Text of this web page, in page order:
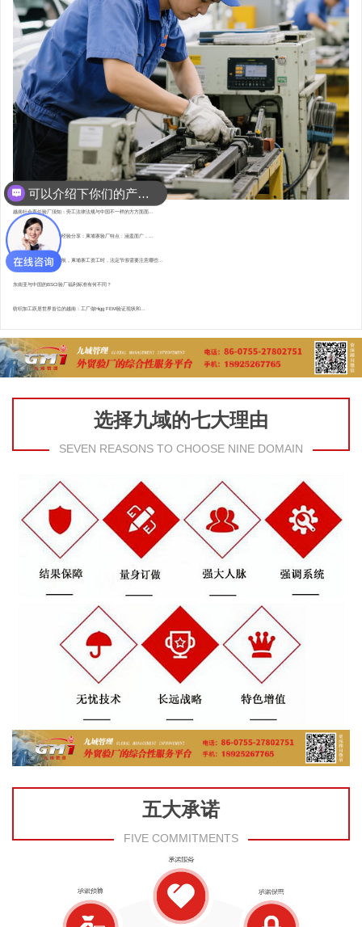
越南社会责任验厂须知：劳工法律法规与中国不一样的方方面面...
东南亚资深验厂顾问的经验分享：柬埔寨验厂特点 : 涵盖面广，...
直赴柬埔寨，为验厂护航，柬埔寨工资工时，法定节假需要注意哪些...
东南亚与中国的BSCI验厂福利标准有何不同？
纺织加工跃居世界首位的越南：工厂做Higg FEM验证现状和...
选择九域的七大理由
SEVEN REASONS TO CHOOSE NINE DOMAIN
五大承诺
FIVE COMMITMENTS
可以介绍下你们的产品么？
你们是怎么收费的呢？